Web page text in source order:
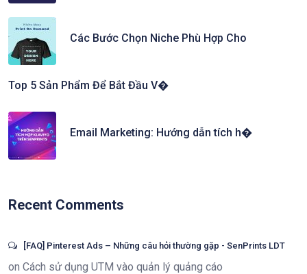
Các Bước Chọn Niche Phù Hợp Cho
Top 5 Sản Phẩm Để Bắt Đầu V�
Email Marketing: Hướng dẫn tích h�
Recent Comments
[FAQ] Pinterest Ads – Những câu hỏi thường gặp - SenPrints LDT
on Cách sử dụng UTM vào quản lý quảng cáo